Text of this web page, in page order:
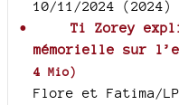
10/11/2024 (2024)
Ti Zorey
mémorielle sur
4 Mio)
Flore et Fatima/